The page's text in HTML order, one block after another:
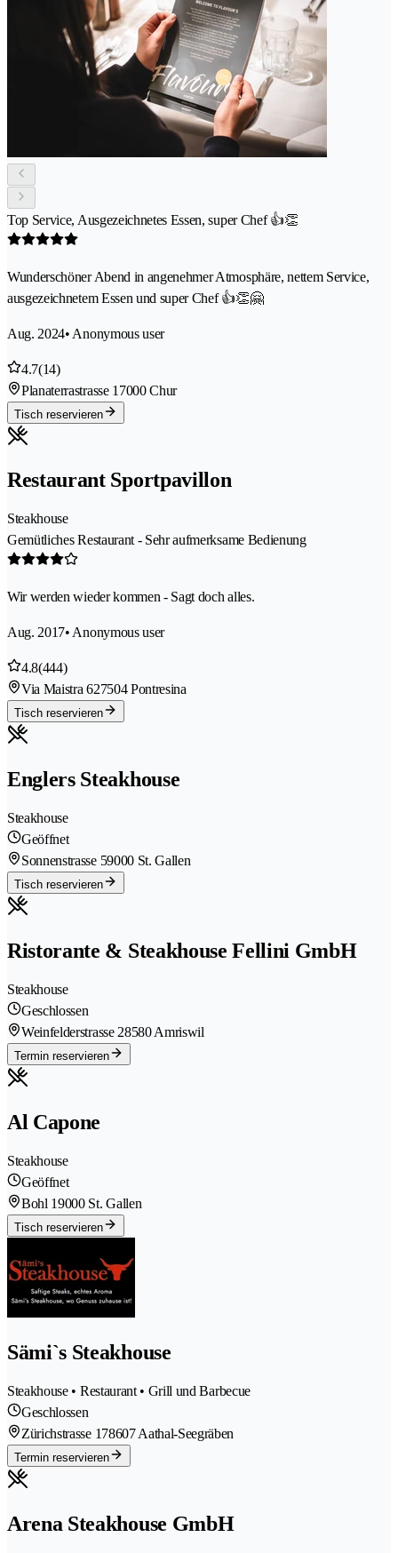
Top Service, Ausgezeichnetes Essen, super Chef 👍👏
Wunderschöner Abend in angenehmer Atmosphäre, nettem Service,
ausgezeichnetem Essen und super Chef 👍👏🤗
Aug. 2024• Anonymous user
4.7(14)
Planaterrastrasse 1 7000 Chur
Tisch reservieren
Restaurant Sportpavillon
Steakhouse
Gemütliches Restaurant - Sehr aufmerksame Bedienung
Wir werden wieder kommen - Sagt doch alles.
Aug. 2017• Anonymous user
4.8(444)
Via Maistra 627504 Pontresina
Tisch reservieren
Englers Steakhouse
Steakhouse
Geöffnet
Sonnenstrasse 59000 St. Gallen
Tisch reservieren
Ristorante & Steakhouse Fellini GmbH
Steakhouse
Geschlossen
Weinfelderstrasse 28580 Amriswil
Termin reservieren
Al Capone
Steakhouse
Geöffnet
Bohl 19000 St. Gallen
Tisch reservieren
Sämi`s Steakhouse
Steakhouse • Restaurant • Grill und Barbecue
Geschlossen
Zürichstrasse 178607 Aathal-Seegräben
Termin reservieren
Arena Steakhouse GmbH